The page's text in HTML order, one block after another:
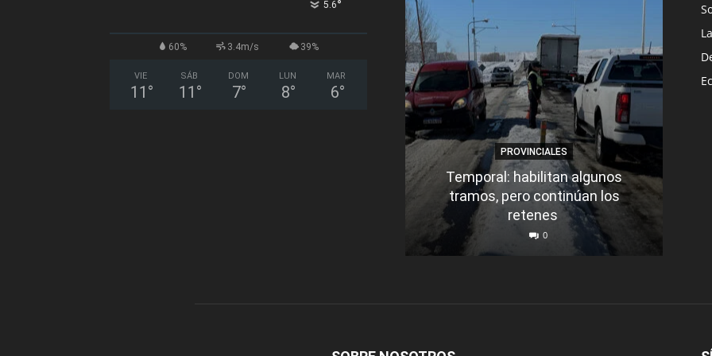
5.6°
60% 3.4m/s 39%
VIE
11 °
SÁB
11 °
DOM
7°
LUN
8°
MAR
6°
PROVINCIALES
Temporal: habilitan algunos
tramos, pero continúan los
retenes
0